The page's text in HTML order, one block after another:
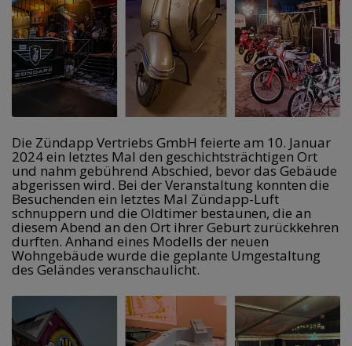
Die Zündapp Vertriebs GmbH feierte am 10. Januar
2024 ein letztes Mal den geschichtsträchtigen Ort
und nahm gebührend Abschied, bevor das Gebäude
abgerissen wird. Bei der Veranstaltung konnten die
Besuchenden ein letztes Mal Zündapp-Luft
schnuppern und die Oldtimer bestaunen, die an
diesem Abend an den Ort ihrer Geburt zurückkehren
durften. Anhand eines Modells der neuen
Wohngebäude wurde die geplante Umgestaltung
des Geländes veranschaulicht.